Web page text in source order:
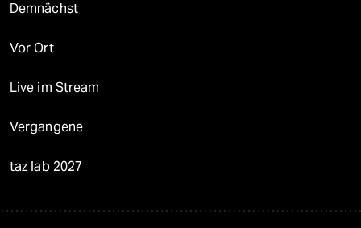
Demnächst
Vor Ort
Live im Stream
Vergangene
taz lab 2027